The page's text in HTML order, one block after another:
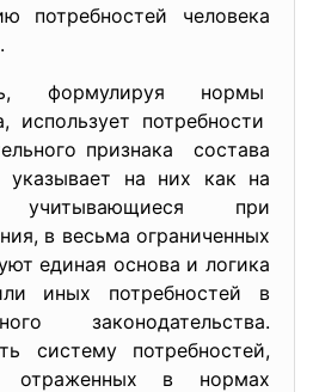
потребностей человека
формулируя нормы
использует потребности
признака состава
указывает на них как на
учитывающиеся при
в весьма ограниченных
единая основа и логика
иных потребностей в
законодательства.
систему потребностей,
в нормах